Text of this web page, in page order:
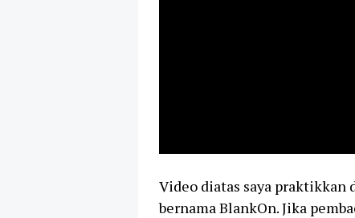
Video diatas saya praktikkan
bernama BlankOn. Jika